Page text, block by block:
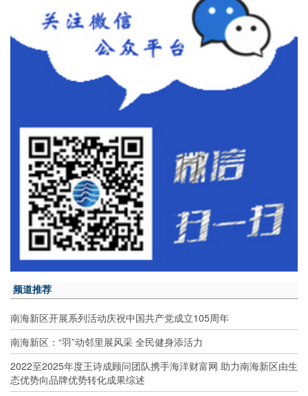
频道推荐
南海新区开展系列活动庆祝中国共产党成立105周年
南海新区：“羽”动邻里展风采 全民健身添活力
2022至2025年度王诗成顾问团队携手海洋财富网 助力南海新区由生
态优势向品牌优势转化成果综述